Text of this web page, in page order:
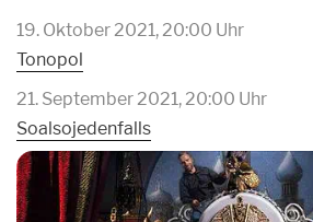
19. Oktober 2021, 20:00 Uhr
Tonopol
21. September 2021, 20:00 Uhr
Soalsojedenfalls